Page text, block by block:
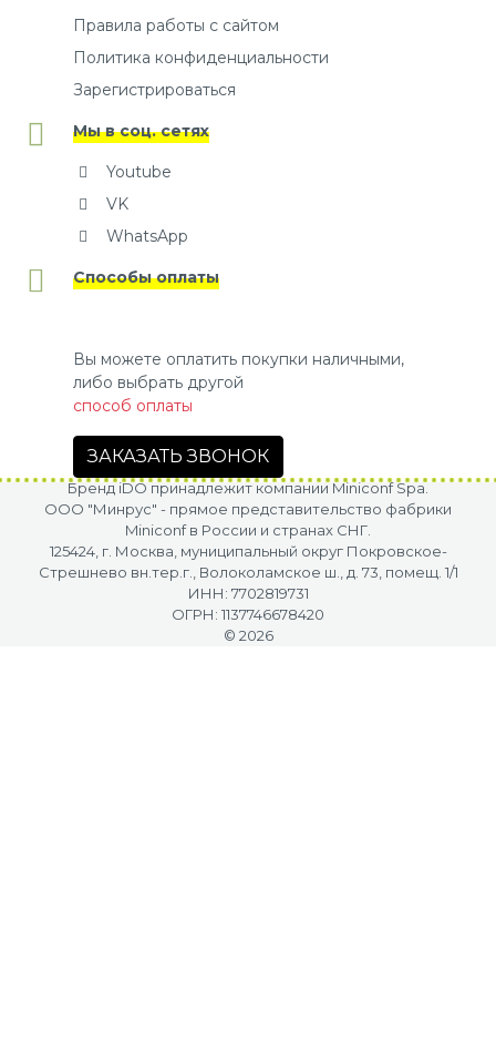
Правила работы с сайтом
Политика конфиденциальности
Зарегистрироваться
Мы в соц. сетях
Youtube
VK
WhatsApp
Способы оплаты
Вы можете оплатить покупки наличными,
либо выбрать другой
способ оплаты
ЗАКАЗАТЬ ЗВОНОК
Бренд iDO принадлежит компании Miniconf Spa.
OOO "Минрус" - прямое представительство фабрики
Miniconf в России и странах СНГ.
125424, г. Москва, муниципальный округ Покровское-
Стрешнево вн.тер.г., Волоколамское ш., д. 73, помещ. 1/1
ИНН: 7702819731
ОГРН: 1137746678420
© 2026